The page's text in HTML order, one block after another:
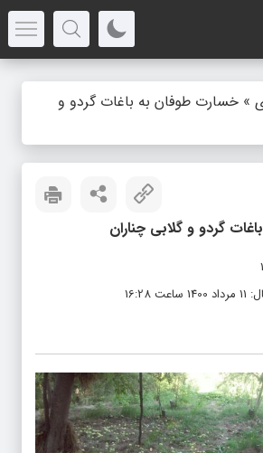
» خسارت طوفان به باغات گردو و
گردو و گلابی چناران